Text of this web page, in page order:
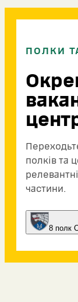
ПОЛКИ
полків та
частини.
8 полк